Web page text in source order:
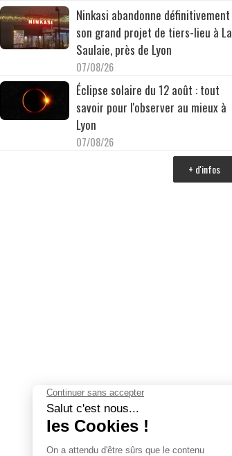
Ninkasi abandonne définitivement
son grand projet de tiers-lieu à La
Saulaie, près de Lyon
07/08/26
Éclipse solaire du 12 août : tout
savoir pour l'observer au mieux à
Lyon
07/08/26
+ d'infos